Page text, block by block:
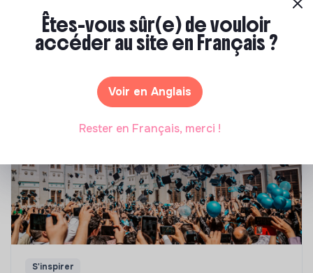
Top 8 des formations en rénovation
énergétique des bâtiments
S'inspirer
Êtes-vous sûr(e) de vouloir
accéder au site en Français ?
Voir en Anglais
Rester en Français, merci !